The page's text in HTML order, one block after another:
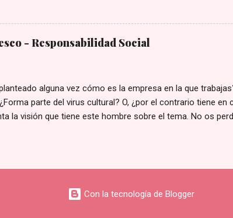
que los personajes femeninos destacaran por su
de Scully incluían la confianza, el escepticismo, la
brillante. - En esa época, los roles protagónicos
hombres en laboratorio. Scully, por el contrario, era una
- Responsabilidad Social
alguna vez cómo es la empresa en la que
parte del virus cultural? O, ¿por el contrario tiene en
la visión que tiene este hombre sobre el tema. No os
Con la tecnología de Blogger